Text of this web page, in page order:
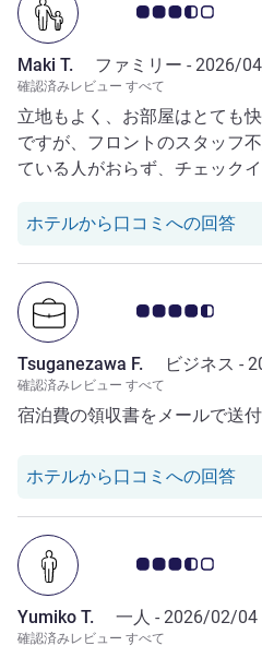
お客さまの声 3.5/5
Maki T. ファミリー - 2026/
確認済みレビュー すべて
立地もよく、お部屋はとても
ですが、フロントのスタッフ
ている人がおらず、チェック
長かった。
ホテルから口コミへの回答
お客さまの声 4.5/5
Tsuganezawa F. ビジネス -
確認済みレビュー すべて
宿泊費の領収書をメールで送付
ホテルから口コミへの回答
お客さまの声 3.5/5
Yumiko T. 一人 - 2026/02/04
確認済みレビュー すべて